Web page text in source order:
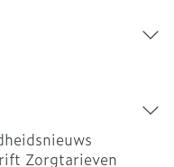
Zorgtarieven